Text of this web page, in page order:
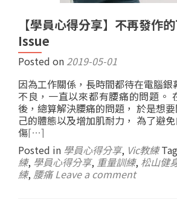
【學員心得分享】不再發作
Issue
Posted on 2019-05-01
因為工作關係，長時間都待在電腦
不良，一直以來都有腰痛的問題。
後，總算解決腰痛的問題， 於是想
己的體態以及增加肌耐力， 為了避
傷[…]
Posted in 學員心得分享, Vic教練
練, 學員心得分享, 重量訓練, 松山健
練, 腰痛 Leave a comment